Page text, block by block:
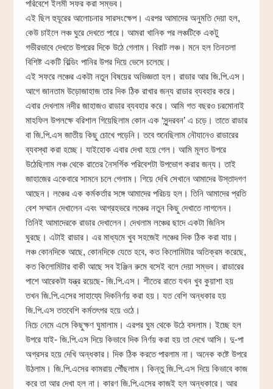
পরিবেশে ইলমী সফর করা সম্ভব।
এই ছিল হুযূরের আলোচনার সারসংক্ষেপ। এরপর আমাদের অনুমতি দেয়া হল,
কেউ চাইলে লঞ্চ ঘুরে দেখতে পারে। আমরা খানিক পর লঞ্চটিকে একটু
গভীরভাবে দেখতে উপরের দিকে উঠে গেলাম। বিরাট লঞ্চ। মনে হল তিনতলা
বিশিষ্ট একটি বিল্ডিং পানির উপর দিয়ে ভেসে চলেছে।
এই সফরে লঞ্চের একটা নতুন বিষয়ের অভিজ্ঞতা হল। রাডার আর জি.পি.এস।
আগে জানতাম উড়োজাহাজ তার দিক ঠিক রাখার জন্য রাডার ব্যবহার করে।
এবার দেখলাম নদীর জাহাজও রাডার ব্যবহার করে। আমি গত বছরও চরমোনাই
মাহফিল উপলক্ষে বরিশাল গিয়েছিলাম কোন এক ‘সুন্দরবন’ এ চড়ে। তাতে রাডার
বা জি.পি.এস জাতীয় কিছু চোখে পড়েনি। তবে শুনেছিলাম নৌযানেও রাডারের
ব্যবস্থা করা হচ্ছে। যাইহোক এবার দেখা হয়ে গেল। আমি মূলত উপরে
উঠেছিলাম লঞ্চ থেকে রাতের নৈসর্গিক পরিবেশটা উপভোগ করার জন্য। তাই
জাহাজের একেবারে সামনে চলে গেলাম। গিয়ে দেখি সেখানে আমাদের উস্তাদগণ
আছেন। লঞ্চের এক কর্মকর্তার সঙ্গে আমাদের পরিচয় হল। তিনি আমাদের প্রতি
বেশ সম্মান দেখালেন এবং আগ্রহভরে লঞ্চের নতুন কিছু দেখাতে লাগলেন।
তিনিই আমাদেরকে রাডার দেখালেন। দেখলাম লঞ্চের ছাদে একটা জিনিস
ঘুরছে। এটাই রাডার। এর মাধ্যমে খুব সহজেই লঞ্চের দিক ঠিক করা যায়।
লঞ্চ কোনদিকে আছে, কোনদিকে যেতে হবে, কত কিলোমিটার অতিক্রম করেছে,
কত কিলোমিটার বাকী আছে সব ইঞ্জিন রুমে বসেই বলে দেয়া সম্ভব। রাডারের
পাশে আরেকটা যন্ত্র রয়েছে- জি.পি.এস। শীতের রাতে যখন খুব কুয়াশা হয়
তখন জি.পি.এসের সাহায্যে দিকনির্ণয় করা হয়। যত বেশি অন্ধকার হয়
জি.পি.এস ততবেশি কর্মতৎপর হয়ে ওঠে।
নিচে নেমে এসে কিছুক্ষণ ঘুমালাম। এরপর ঘুম থেকে উঠে বসলাম। ইচ্ছে হল
উপরে যাই- জি.পি.এস দিয়ে কিভাবে দিক নির্ণয় করা হয় তা দেখে আসি। দু-পা
অগ্রসর হয়ে দেখি অন্ধকার। দিক ঠিক করতে পারলাম না। অনেক কষ্টে উপরে
উঠলাম। জি.পি.এসের কামরায় পৌঁছলাম। কিন্তু জি.পি.এস দিয়ে কিভাবে কাজ
করে তা আর দেখা হল না। কারণ জি.পি.এসের কাজই হল অন্ধকারে। আর